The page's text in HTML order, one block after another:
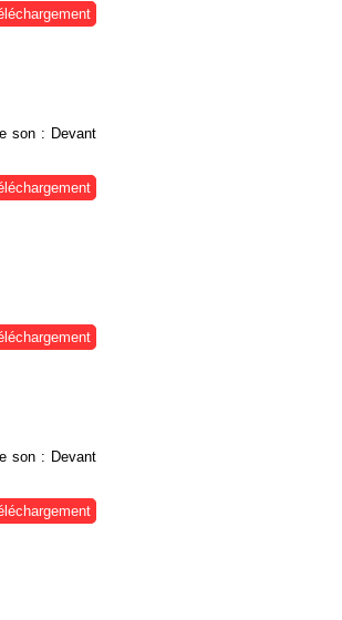
son : Devant
son : Devant